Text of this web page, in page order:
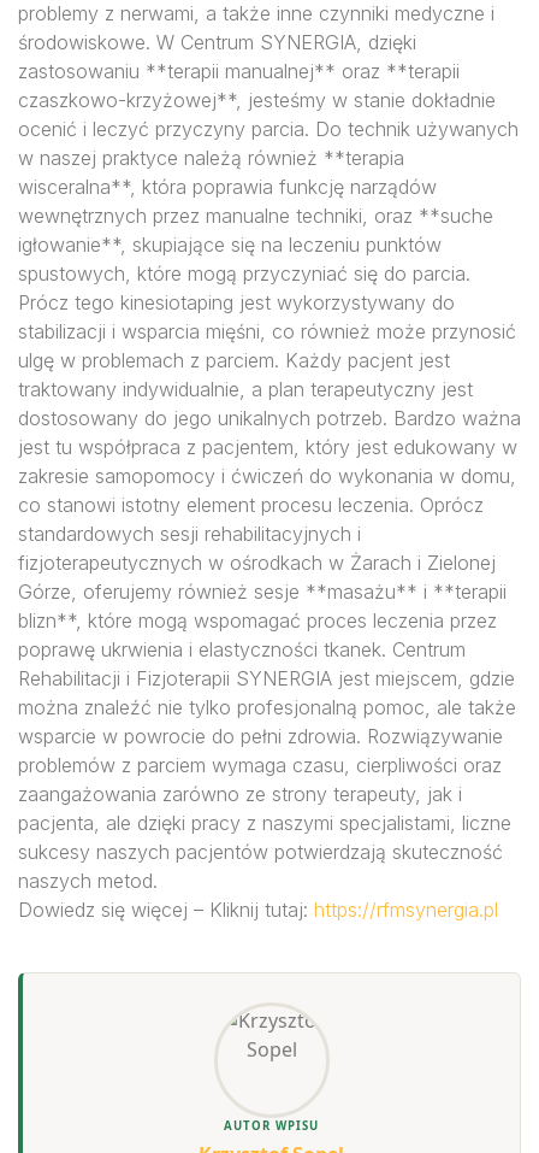
problemy z nerwami, a także inne czynniki medyczne i
środowiskowe. W Centrum SYNERGIA, dzięki
zastosowaniu **terapii manualnej** oraz **terapii
czaszkowo-krzyżowej**, jesteśmy w stanie dokładnie
ocenić i leczyć przyczyny parcia. Do technik używanych
w naszej praktyce należą również **terapia
wisceralna**, która poprawia funkcję narządów
wewnętrznych przez manualne techniki, oraz **suche
igłowanie**, skupiające się na leczeniu punktów
spustowych, które mogą przyczyniać się do parcia.
Prócz tego kinesiotaping jest wykorzystywany do
stabilizacji i wsparcia mięśni, co również może przynosić
ulgę w problemach z parciem. Każdy pacjent jest
traktowany indywidualnie, a plan terapeutyczny jest
dostosowany do jego unikalnych potrzeb. Bardzo ważna
jest tu współpraca z pacjentem, który jest edukowany w
zakresie samopomocy i ćwiczeń do wykonania w domu,
co stanowi istotny element procesu leczenia. Oprócz
standardowych sesji rehabilitacyjnych i
fizjoterapeutycznych w ośrodkach w Żarach i Zielonej
Górze, oferujemy również sesje **masażu** i **terapii
blizn**, które mogą wspomagać proces leczenia przez
poprawę ukrwienia i elastyczności tkanek. Centrum
Rehabilitacji i Fizjoterapii SYNERGIA jest miejscem, gdzie
można znaleźć nie tylko profesjonalną pomoc, ale także
wsparcie w powrocie do pełni zdrowia. Rozwiązywanie
problemów z parciem wymaga czasu, cierpliwości oraz
zaangażowania zarówno ze strony terapeuty, jak i
pacjenta, ale dzięki pracy z naszymi specjalistami, liczne
sukcesy naszych pacjentów potwierdzają skuteczność
naszych metod.
Dowiedz się więcej – Kliknij tutaj: https://rfmsynergia.pl
AUTOR WPISU